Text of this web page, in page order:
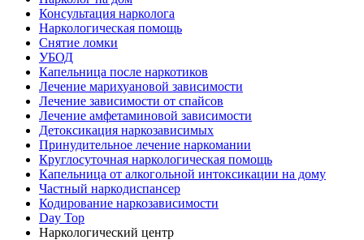
Консультация нарколога
Наркологическая помощь
Снятие ломки
УБОД
Капельница после наркотиков
Лечение марихуановой зависимости
Лечение зависимости от спайсов
Лечение амфетаминовой зависимости
Детоксикация наркозависимых
Принудительное лечение наркомании
Круглосуточная наркологическая помощь
Капельница от алкогольной интоксикации на дому
Частный наркодиспансер
Кодирование наркозависимости
Day Top
Наркологический центр